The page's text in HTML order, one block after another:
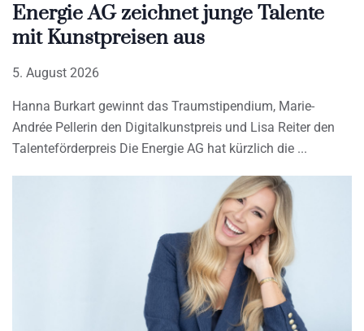
Energie AG zeichnet junge Talente
mit Kunstpreisen aus
5. August 2026
Hanna Burkart gewinnt das Traumstipendium, Marie-
Andrée Pellerin den Digitalkunstpreis und Lisa Reiter den
Talenteförderpreis Die Energie AG hat kürzlich die